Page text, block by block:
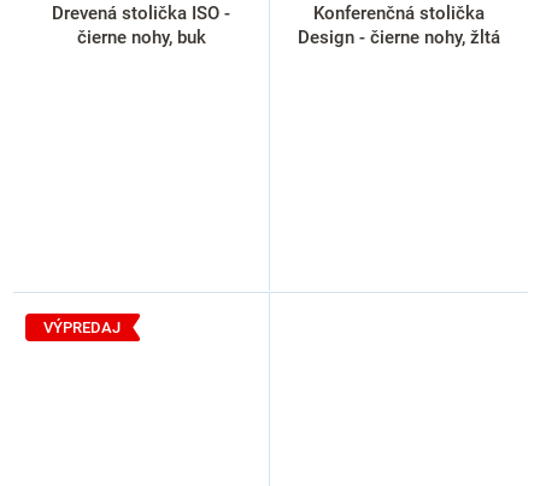
Drevená stolička ISO -
čierne nohy, buk
Konferenčná stolička
Design - čierne nohy, žltá
VÝPREDAJ